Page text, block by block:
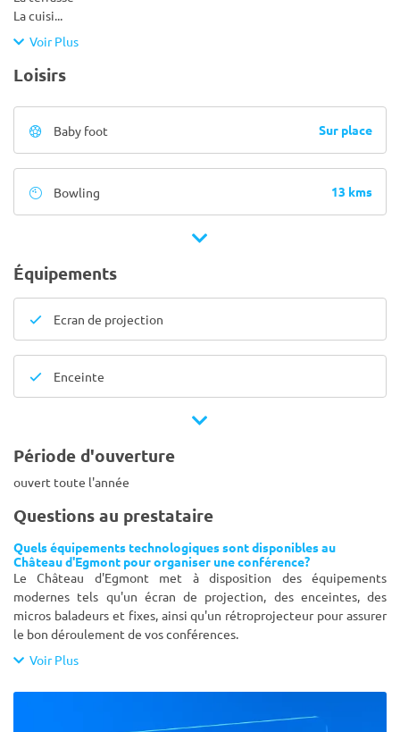
La cuisi...
Voir Plus
Loisirs
Baby foot Sur place
Bowling 13 kms
Équipements
Ecran de projection
Enceinte
Période d'ouverture
ouvert toute l'année
Questions au prestataire
Quels équipements technologiques sont disponibles au
Château d'Egmont pour organiser une conférence?
Le Château d'Egmont met à disposition des équipements
modernes tels qu'un écran de projection, des enceintes, des
micros baladeurs et fixes, ainsi qu'un rétroprojecteur pour assurer
le bon déroulement de vos conférences.
Voir Plus